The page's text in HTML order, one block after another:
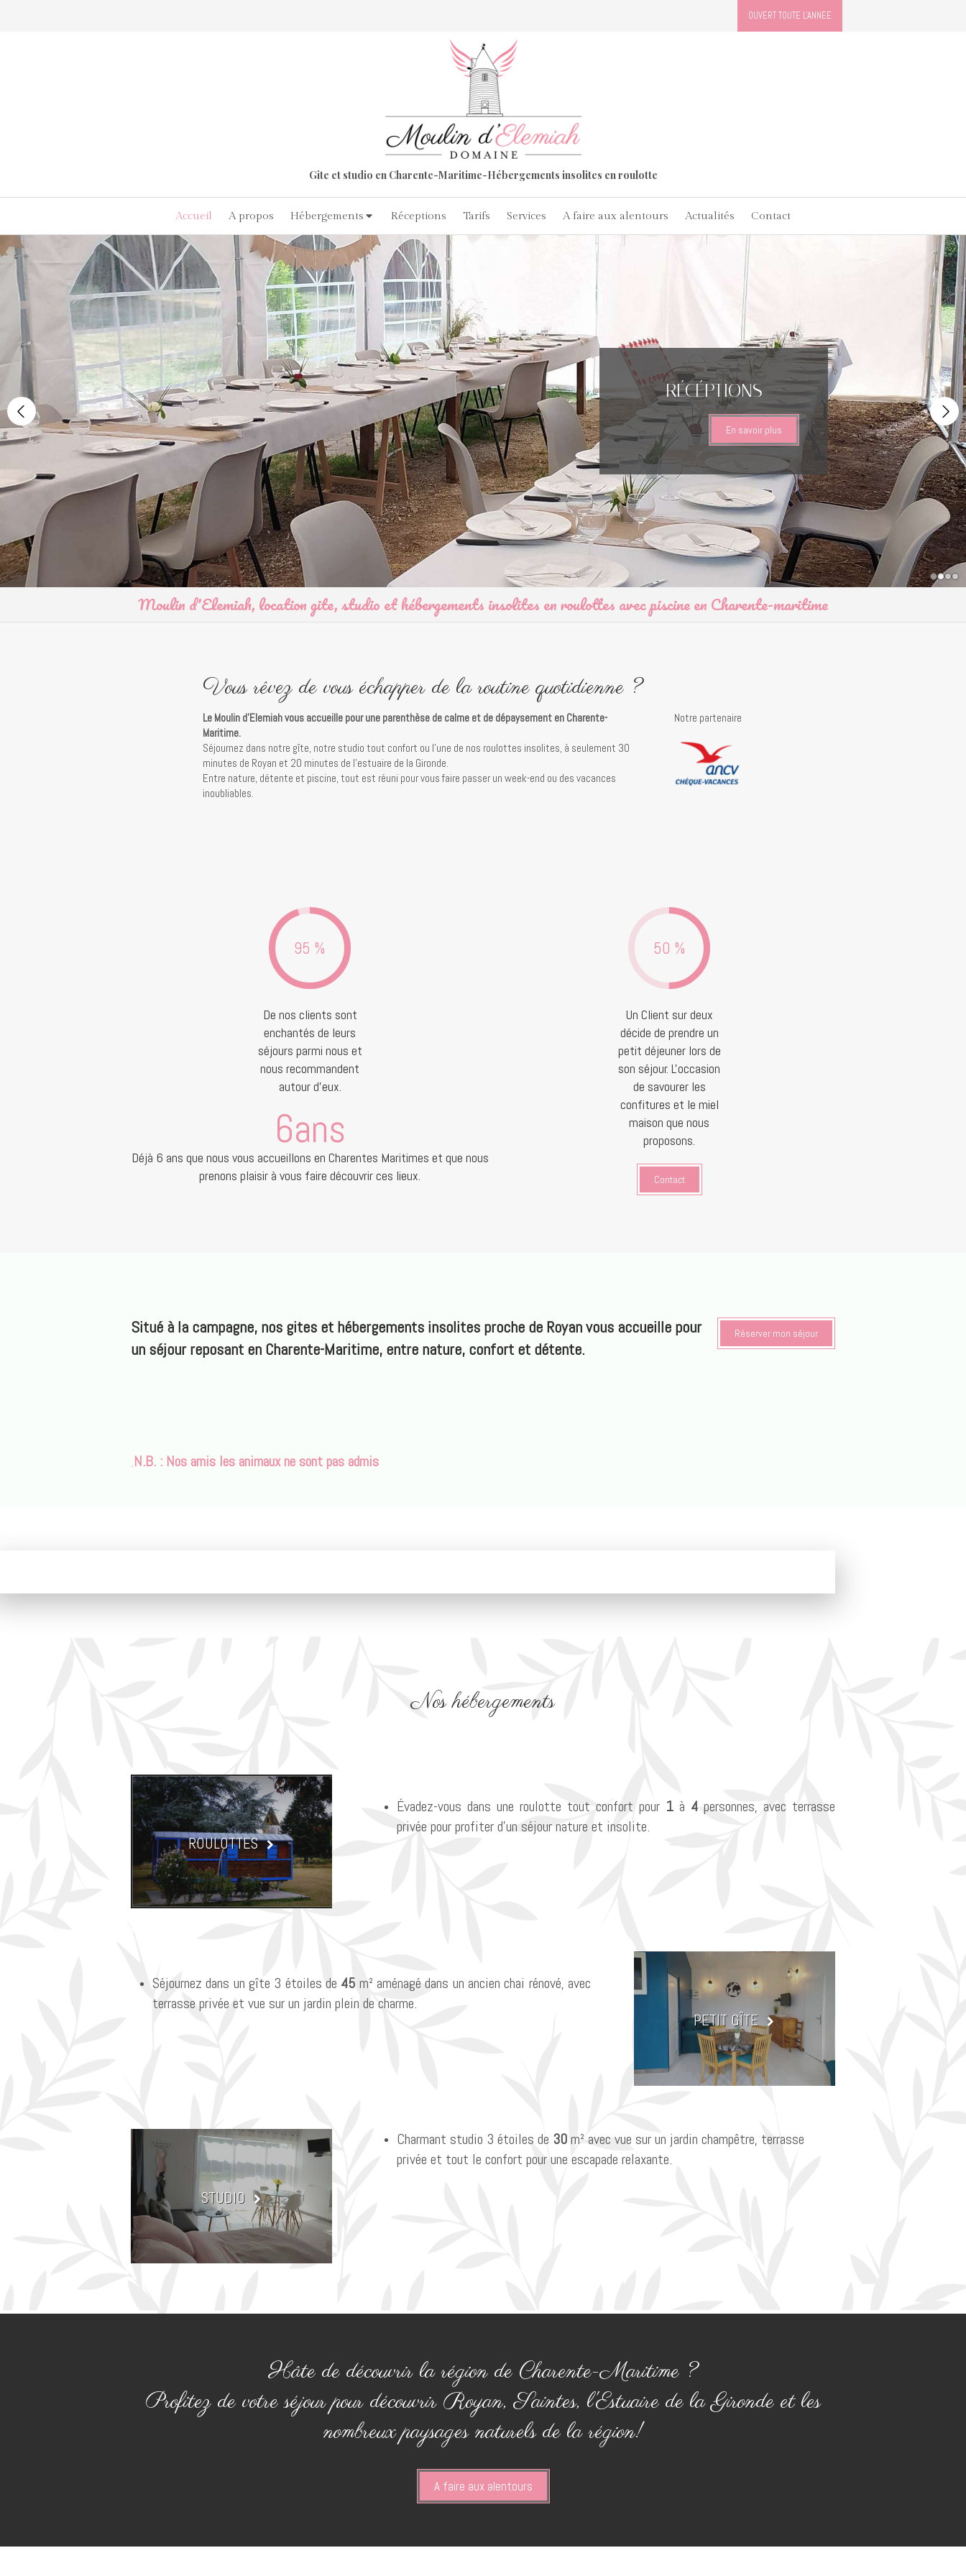
OUVERT TOUTE L'ANNEE
Gite et studio en Charente-Maritime-Hébergements insolites en roulotte
Accueil A propos Hébergements Réceptions Tarifs Services A faire aux alentours Actualités Contact
RÉCÉPTIONS
En savoir plus
Slide précédent
Moulin d'Elemiah, location gite, studio et hébergements insolites en roulottes avec piscine en Charente-maritime
Vous rêvez de vous échapper de la routine quotidienne ?
Le Moulin d’Elemiah vous accueille pour une parenthèse de calme et de dépaysement en Charente-
Maritime.
Séjournez dans notre gîte, notre studio tout confort ou l’une de nos roulottes insolites, à seulement 30
minutes de Royan et 20 minutes de l’estuaire de la Gironde.
Entre nature, détente et piscine, tout est réuni pour vous faire passer un week-end ou des vacances
inoubliables.
Notre partenaire
95 %
De nos clients sont
enchantés de leurs
séjours parmi nous et
nous recommandent
autour d'eux.
6ans
Déjà 6 ans que nous vous accueillons en Charentes Maritimes et que nous
prenons plaisir à vous faire découvrir ces lieux.
50 %
Un Client sur deux
décide de prendre un
petit déjeuner lors de
son séjour. L'occasion
de savourer les
confitures et le miel
maison que nous
proposons.
Contact
Situé à la campagne, nos gites et hébergements insolites proche de Royan vous accueille pour
un séjour reposant en Charente-Maritime, entre nature, confort et détente.
N.B. : Nos amis les animaux ne sont pas admis
Réserver mon séjour
Nos hébergements
ROULOTTES
Évadez-vous dans une roulotte tout confort pour 1 à 4 personnes, avec terrasse
privée pour profiter d’un séjour nature et insolite.
Séjournez dans un gîte 3 étoiles de 45 m² aménagé dans un ancien chai rénové, avec
terrasse privée et vue sur un jardin plein de charme.
PETIT GÎTE
STUDIO
Charmant studio 3 étoiles de 30m² avec vue sur un jardin champêtre, terrasse
privée et tout le confort pour une escapade relaxante.
Hâte de découvrir la région de Charente-Maritime ?
Profitez de votre séjour pour découvrir Royan, Saintes, l'Estuaire de la Gironde et les
nombreux paysages naturels de la région!
A faire aux alentours